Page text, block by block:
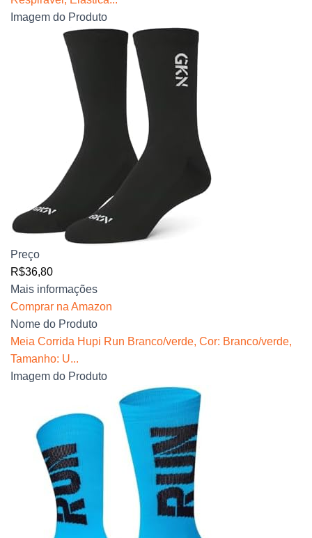
Imagem do Produto
Preço
R$36,80
Mais informações
Comprar na Amazon
Nome do Produto
Meia Corrida Hupi Run Branco/verde, Cor: Branco/verde,
Tamanho: U...
Imagem do Produto